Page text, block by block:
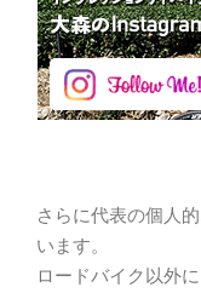
さらに代表の個人
います。
ロードバイク以外